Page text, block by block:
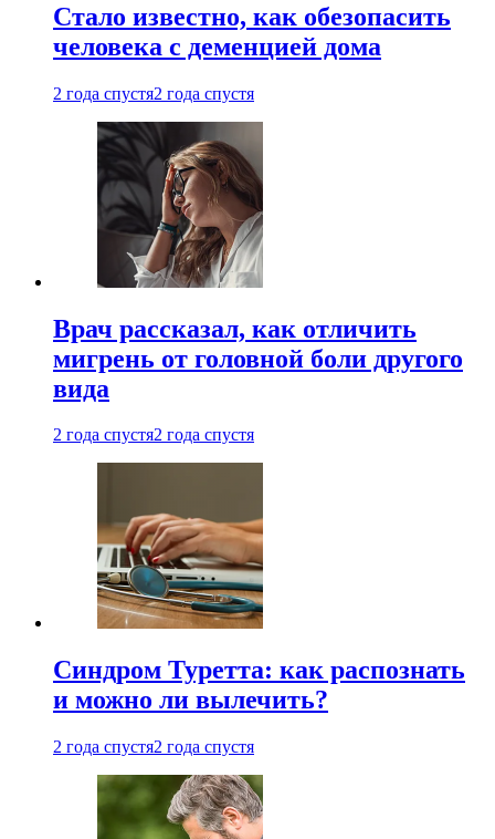
Стало известно, как обезопасить
человека с деменцией дома
2 года спустя2 года спустя
Врач рассказал, как отличить
мигрень от головной боли другого
вида
2 года спустя2 года спустя
Синдром Туретта: как распознать
и можно ли вылечить?
2 года спустя2 года спустя